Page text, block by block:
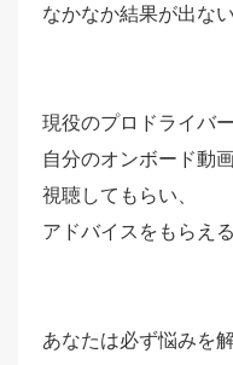
なかなか結果が出ない
現役のプロドライバ
自分のオンボード動
視聴してもらい、
アドバイスをもらえ
あなたは必ず悩みを